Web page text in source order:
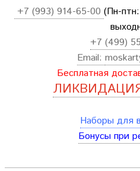
+7 (993) 914-65-00 (Пн-
+7 (499)
Email:
Бесплатная
Наборы для
Бонусы при